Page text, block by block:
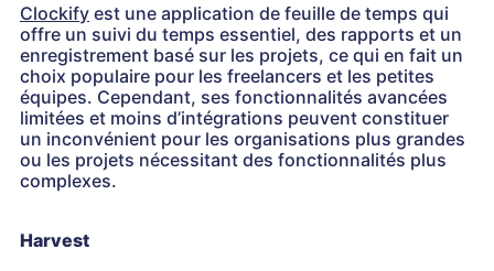
Clockify est une application de feuille de temps qui
offre un suivi du temps essentiel, des rapports et un
enregistrement basé sur les projets, ce qui en fait un
choix populaire pour les freelancers et les petites
équipes. Cependant, ses fonctionnalités avancées
limitées et moins d’intégrations peuvent constituer
un inconvénient pour les organisations plus grandes
ou les projets nécessitant des fonctionnalités plus
complexes.
Harvest